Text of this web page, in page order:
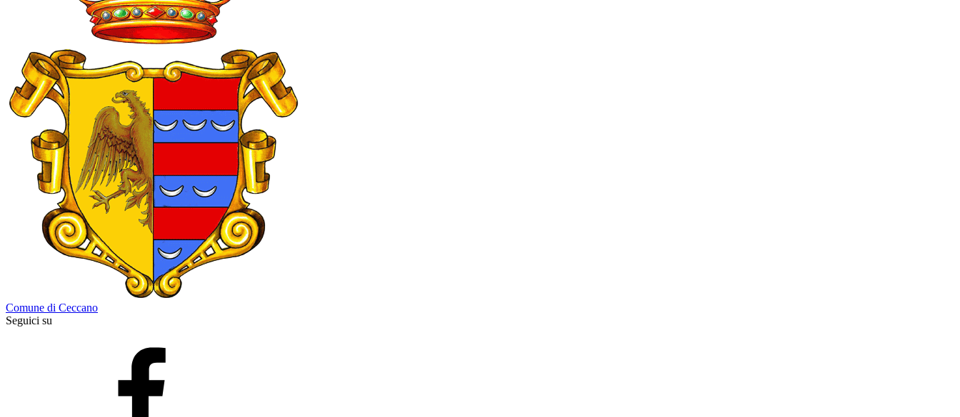
Comune di Ceccano
Seguici su